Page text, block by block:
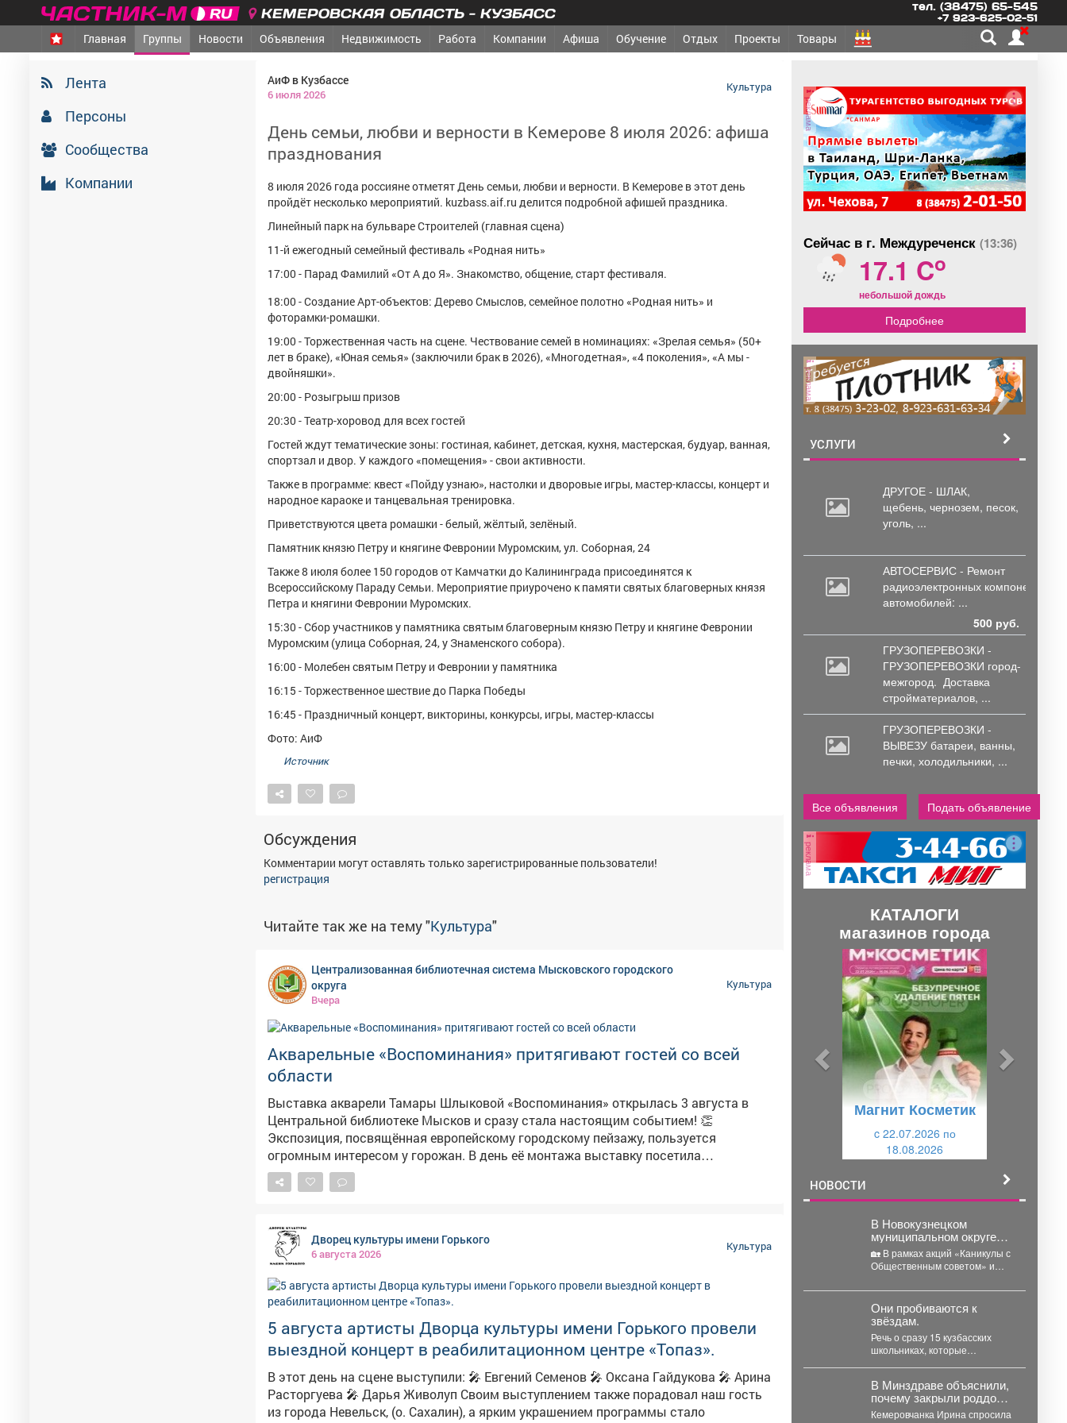
КЕМЕРОВСКАЯ ОБЛАСТЬ - КУЗБАСС тел. (38475) 65-545
+7 923-625-02-51
Главная Группы Новости Объявления Недвижимость Работа Компании Афиша Обучение Отдых Проекты Товары
Лента
Персоны
Сообщества
Компании
АиФ в Кузбассе
6 июля 2026
Культура
День семьи, любви и верности в Кемерове 8 июля 2026: афиша
празднования
8 июля 2026 года россияне отметят День семьи, любви и верности. В Кемерове в этот день
пройдёт несколько мероприятий. kuzbass.aif.ru делится подробной афишей праздника.
Линейный парк на бульваре Строителей (главная сцена)
11-й ежегодный семейный фестиваль «Родная нить»
17:00 - Парад Фамилий «От А до Я». Знакомство, общение, старт фестиваля.
18:00 - Создание Арт-объектов: Дерево Смыслов, семейное полотно «Родная нить» и
фоторамки-ромашки.
19:00 - Торжественная часть на сцене. Чествование семей в номинациях: «Зрелая семья» (50+
лет в браке), «Юная семья» (заключили брак в 2026), «Многодетная», «4 поколения», «А мы -
двойняшки».
20:00 - Розыгрыш призов
20:30 - Театр-хоровод для всех гостей
Гостей ждут тематические зоны: гостиная, кабинет, детская, кухня, мастерская, будуар, ванная,
спортзал и двор. У каждого «помещения» - свои активности.
Также в программе: квест «Пойду узнаю», настолки и дворовые игры, мастер-классы, концерт и
народное караоке и танцевальная тренировка.
Приветствуются цвета ромашки - белый, жёлтый, зелёный.
Памятник князю Петру и княгине Февронии Муромским, ул. Соборная, 24
Также 8 июля более 150 городов от Камчатки до Калининграда присоединятся к
Всероссийскому Параду Семьи. Мероприятие приурочено к памяти святых благоверных князя
Петра и княгини Февронии Муромских.
15:30 - Сбор участников у памятника святым благоверным князю Петру и княгине Февронии
Муромским (улица Соборная, 24, у Знаменского собора).
16:00 - Молебен святым Петру и Февронии у памятника
16:15 - Торжественное шествие до Парка Победы
16:45 - Праздничный концерт, викторины, конкурсы, игры, мастер-классы
Фото: АиФ
Источник
Обсуждения
Комментарии могут оставлять только зарегистрированные пользователи!
регистрация
Читайте так же на тему "Культура"
Централизованная библиотечная система Мысковского городского
округа
Вчера
Культура
Акварельные «Воспоминания» притягивают гостей со всей
области
Выставка акварели Тамары Шлыковой «Воспоминания» открылась 3 августа в
Центральной библиотеке Мысков и сразу стала настоящим событием! 👏
Экспозиция, посвящённая европейскому городскому пейзажу, пользуется
огромным интересом у горожан. В день её монтажа выставку посетила
жительница Салаира. На этой неделе оценить работы архитектора-художника
пришли ценители акварели из Кемерова. 👋 Приходите и вы за вдохновением и
д. 44. #воспоминания #выставкаакварели #акварельшлыковой
Дворец культуры имени Горького
6 августа 2026
Культура
5 августа артисты Дворца культуры имени Горького провели
выездной концерт в реабилитационном центре «Топаз».
В этот день на сцене выступили: 🎤 Евгений Семенов 🎤 Оксана Гайдукова 🎤 Арина
Расторгуева 🎤 Дарья Живолуп Своим выступлением также порадовал наш гость
из города Невельск, (о. Сахалин), а ярким украшением программы стало
реклама
Сейчас в г. Междуреченск (13:36)
17.1 Co
небольшой дождь
Подробнее
реклама
УСЛУГИ
ДРУГОЕ - ШЛАК,
щебень, чернозем, песок,
уголь, ...
АВТОСЕРВИС - Ремонт
радиоэлектронных компонентов
автомобилей: ...
500 руб.
ГРУЗОПЕРЕВОЗКИ -
ГРУЗОПЕРЕВОЗКИ город-
межгород. Доставка
стройматериалов, ...
ГРУЗОПЕРЕВОЗКИ -
ВЫВЕЗУ батареи, ванны,
печки, холодильники, ...
Все объявления Подать объявление
реклама
КАТАЛОГИ
магазинов города
Магнит Косметик
c 22.07.2026 по
18.08.2026
НОВОСТИ
В Новокузнецком
муниципальном округе
полицейские и
общественники
рассказали
воспитанникам детского
дома о безопасности в
летний период
🏡 В рамках акций «Каникулы с
Общественным советом» и
сотрудники полиции отдела
МВД...
Они пробиваются к
звёздам.
Речь о сразу 15 кузбасских
школьниках, которые
технологической программе
«Большие вызовы»...
В Минздраве объяснили,
почему закрыли роддом в
Кировском в Кемерове
Кемеровчанка Ирина спросила